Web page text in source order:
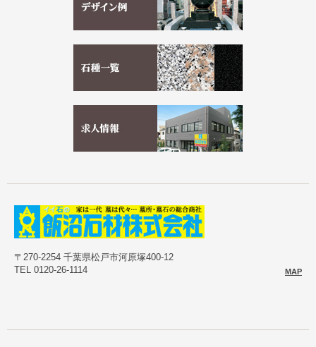
〒270-2254 千葉県松戸市河原塚400-12
TEL 0120-26-1114
MAP